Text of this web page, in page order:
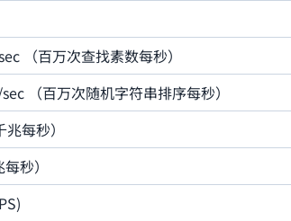
（百万次查找素数每秒）
（百万次随机字符串排序每秒）
每秒）
秒）